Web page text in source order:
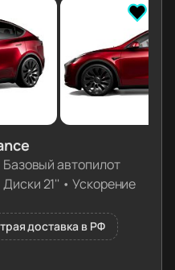
Базовый автопилот
Диски 21'' • Ускорение
доставка в РФ